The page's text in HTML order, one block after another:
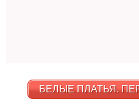
БЕЛЫЕ ПЛАТЬЯ.